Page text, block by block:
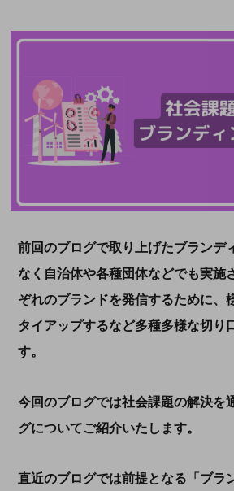
前回のブログで取り上げたブランデ
なく自治体や各種団体などでも実施
ぞれのブランドを発信するために、
タイアップするなど多種多様な切り
す。
今回のブログでは社会課題の解決を
グについてご紹介いたします。
直近のブログでは前提となる「ブラ